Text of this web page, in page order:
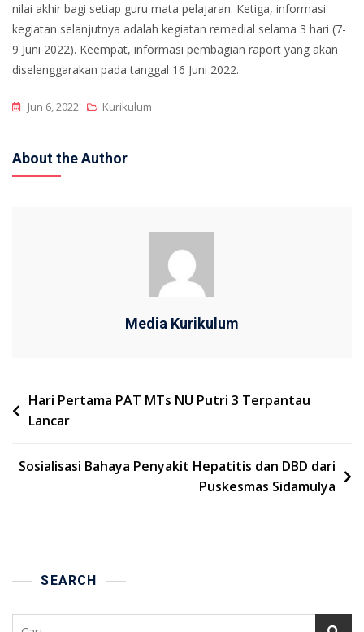
nilai akhir bagi setiap guru mata pelajaran. Ketiga, informasi
kegiatan selanjutnya adalah kegiatan remedial selama 3 hari (7-
9 Juni 2022). Keempat, informasi pembagian raport yang akan
diselenggarakan pada tanggal 16 Juni 2022.
Jun 6, 2022 Kurikulum
About the Author
Media Kurikulum
Navigasi
pos
Hari Pertama PAT MTs NU Putri 3 Terpantau
Lancar
Sosialisasi Bahaya Penyakit Hepatitis dan DBD dari
Puskesmas Sidamulya
SEARCH